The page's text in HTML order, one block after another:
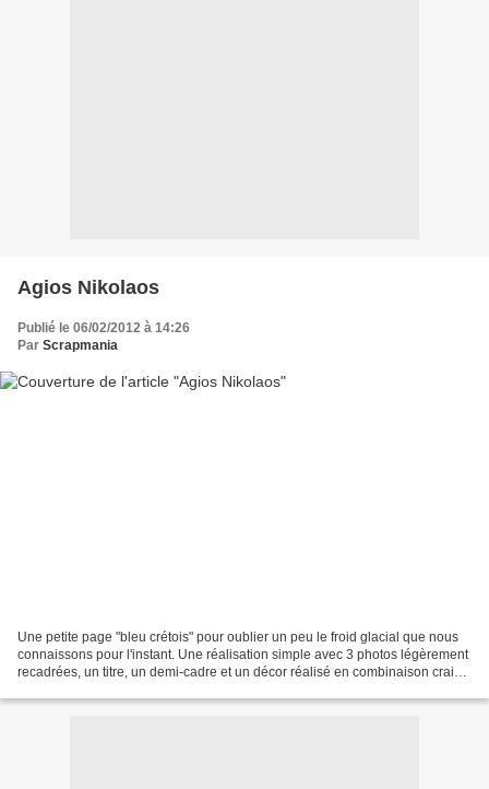
Agios Nikolaos
Publié le 06/02/2012 à 14:26
Par Scrapmania
Une petite page "bleu crétois" pour oublier un peu le froid glacial que nous
connaissons pour l'instant. Une réalisation simple avec 3 photos légèrement
recadrées, un titre, un demi-cadre et un décor réalisé en combinaison craie